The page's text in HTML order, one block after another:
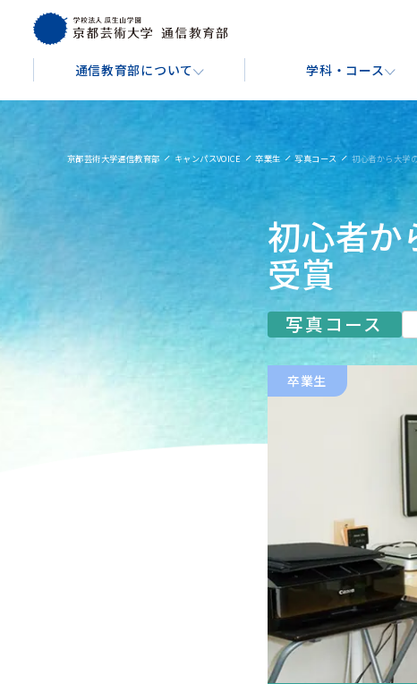
通信教育部について
通信教育部について
About
通信教育部の学び方
キャンパスガイド
バーチャル背景ダウンロード
学科・コース
学科・コース
Course
芸術教養学科
博物館学実践コース
文化
音楽コー
イラス
映像コー
美術科
日本画
洋画コ
陶芸コー
共通科
学費・費用
Tuition & Fees
入学金・授業料
入学を検討している方へ
For Prospective Students
出願手続きについて
京都芸術大学通信教育部 キャンパスVOICE 卒業生 写真コース 初心者から大学
初心者
受賞
写真コース
卒業生